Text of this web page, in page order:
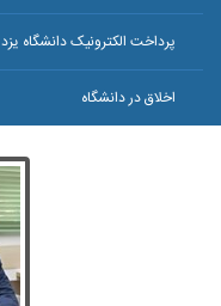
پرداخت الکترونیک دانشگاه یزد
اخلاق در دانشگاه